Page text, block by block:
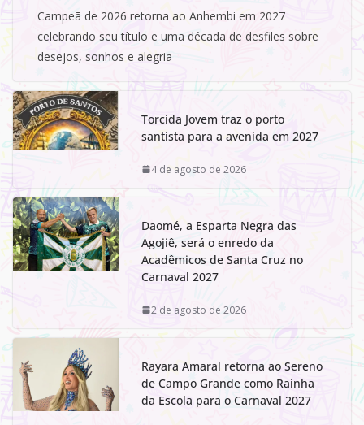
Campeã de 2026 retorna ao Anhembi em 2027
celebrando seu título e uma década de desfiles sobre
desejos, sonhos e alegria
Torcida Jovem traz o porto
santista para a avenida em 2027
4 de agosto de 2026
Daomé, a Esparta Negra das
Agojiê, será o enredo da
Acadêmicos de Santa Cruz no
Carnaval 2027
2 de agosto de 2026
Rayara Amaral retorna ao Sereno
de Campo Grande como Rainha
da Escola para o Carnaval 2027